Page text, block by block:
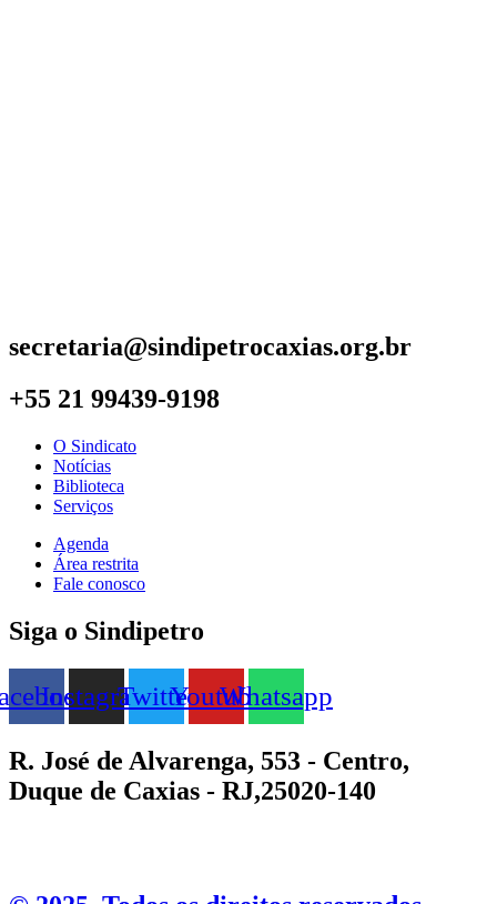
secretaria@sindipetrocaxias.org.br
+55 21 99439-9198
O Sindicato
Notícias
Biblioteca
Serviços
Agenda
Área restrita
Fale conosco
Siga o Sindipetro
InstagramTwitterYoutubeWhatsapp
R. José de Alvarenga, 553 - Centro,
Duque de Caxias - RJ,25020-140